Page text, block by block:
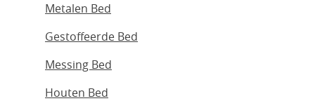
Metalen Bed
Gestoffeerde Bed
Messing Bed
Houten Bed